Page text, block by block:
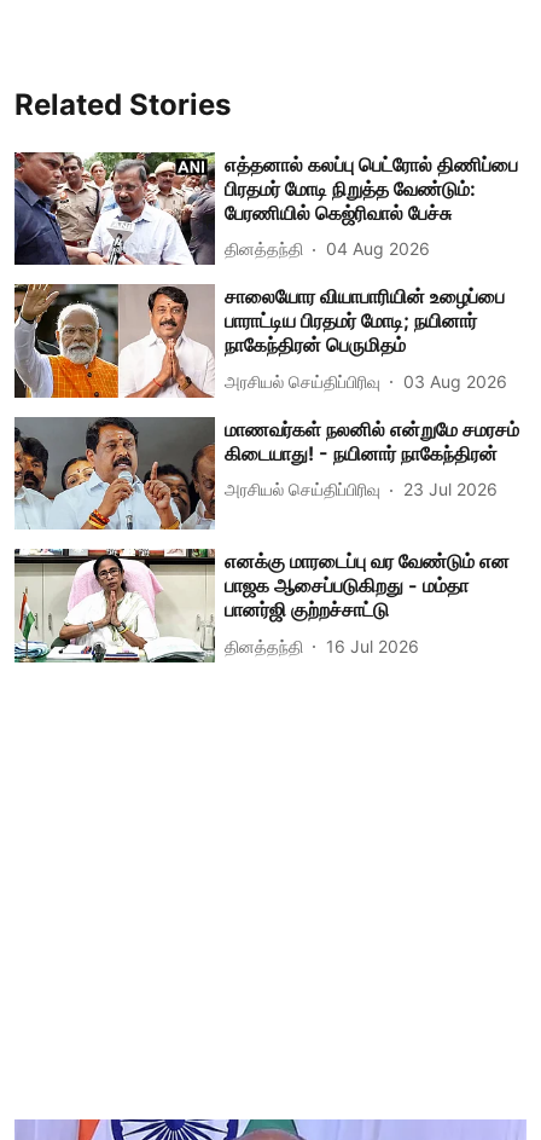
Related Stories
எத்தனால் கலப்பு பெட்ரோல் திணிப்பை
பிரதமர் மோடி நிறுத்த வேண்டும்:
பேரணியில் கெஜ்ரிவால் பேச்சு
தினத்தந்தி 04 Aug 2026
சாலையோர வியாபாரியின் உழைப்பை
பாராட்டிய பிரதமர் மோடி; நயினார்
நாகேந்திரன் பெருமிதம்
அரசியல் செய்திப்பிரிவு 03 Aug 2026
மாணவர்கள் நலனில் என்றுமே சமரசம்
கிடையாது! - நயினார் நாகேந்திரன்
அரசியல் செய்திப்பிரிவு 23 Jul 2026
எனக்கு மாரடைப்பு வர வேண்டும் என
பாஜக ஆசைப்படுகிறது - மம்தா
பானர்ஜி குற்றச்சாட்டு
தினத்தந்தி 16 Jul 2026